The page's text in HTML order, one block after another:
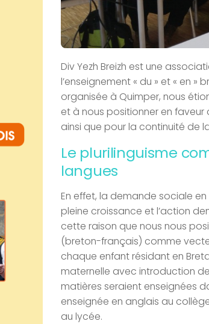
Div Yezh Breizh est une
l’enseignement « du » et « en »
organisée à Quimper, nous
et à nous positionner en
ainsi que pour la continuité de
Le plurilinguisme
langues
En effet, la demande sociale
pleine croissance et l’action
cette raison que nous nous
(breton-français) comme
chaque enfant résidant en
maternelle avec introduction
matières seraient enseignées
enseignée en anglais au
au lycée.